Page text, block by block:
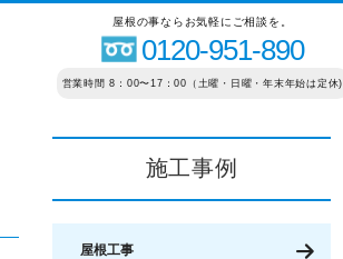
屋根の事ならお気軽にご相談を。
0120-951-890
営業時間 8：00〜17：00（土曜・日曜・年末年始は定休)
施工事例
屋根工事